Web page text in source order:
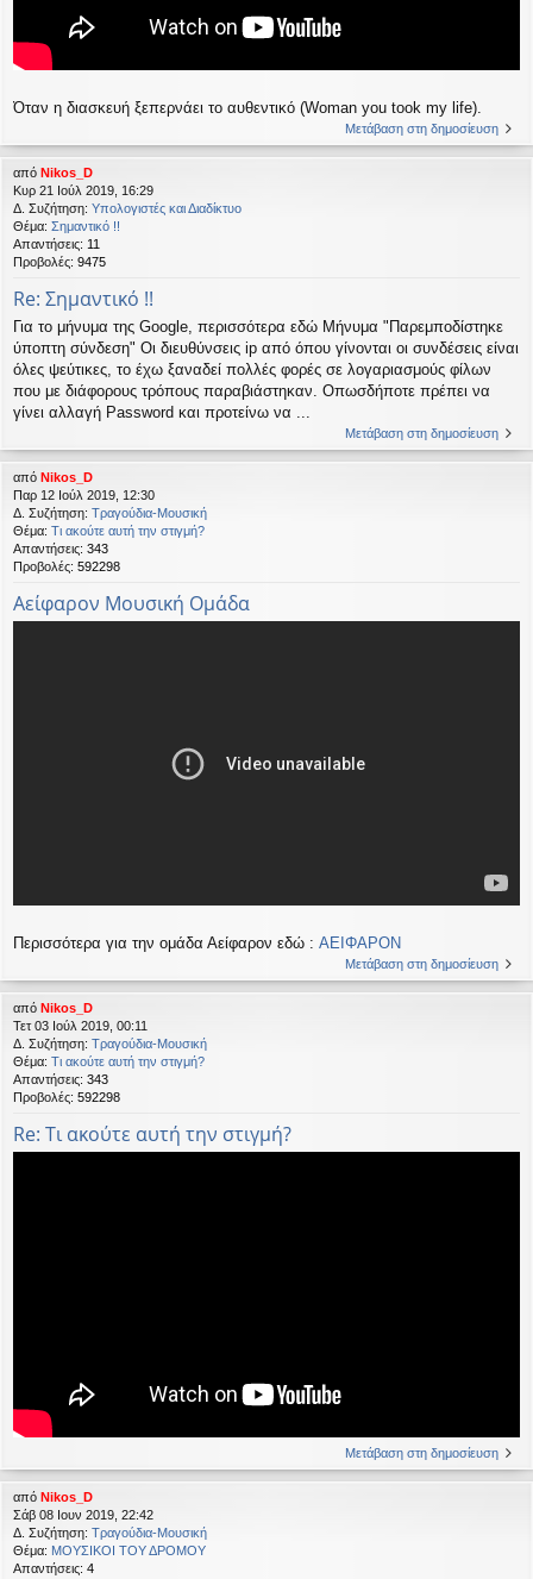
Όταν η διασκευή ξεπερνάει το αυθεντικό (Woman you took my life).
Μετάβαση στη δημοσίευση
από Nikos_D
Κυρ 21 Ιούλ 2019, 16:29
Δ. Συζήτηση: Υπολογιστές και Διαδίκτυο
Θέμα: Σημαντικό !!
Απαντήσεις: 11
Προβολές: 9475
Re: Σημαντικό !!
Για το μήνυμα της Google, περισσότερα εδώ Μήνυμα "Παρεμποδίστηκε
ύποπτη σύνδεση" Οι διευθύνσεις ip από όπου γίνονται οι συνδέσεις είναι
όλες ψεύτικες, το έχω ξαναδεί πολλές φορές σε λογαριασμούς φίλων
που με διάφορους τρόπους παραβιάστηκαν. Οπωσδήποτε πρέπει να
γίνει αλλαγή Password και προτείνω να ...
Μετάβαση στη δημοσίευση
από Nikos_D
Παρ 12 Ιούλ 2019, 12:30
Δ. Συζήτηση: Τραγούδια-Μουσική
Θέμα: Τι ακούτε αυτή την στιγμή?
Απαντήσεις: 343
Προβολές: 592298
Αείφαρον Μουσική Ομάδα
Περισσότερα για την ομάδα Αείφαρον εδώ : ΑΕΙΦΑΡΟΝ
Μετάβαση στη δημοσίευση
από Nikos_D
Τετ 03 Ιούλ 2019, 00:11
Δ. Συζήτηση: Τραγούδια-Μουσική
Θέμα: Τι ακούτε αυτή την στιγμή?
Απαντήσεις: 343
Προβολές: 592298
Re: Τι ακούτε αυτή την στιγμή?
Μετάβαση στη δημοσίευση
από Nikos_D
Σάβ 08 Ιουν 2019, 22:42
Δ. Συζήτηση: Τραγούδια-Μουσική
Θέμα: ΜΟΥΣΙΚΟΙ ΤΟΥ ΔΡΟΜΟΥ
Απαντήσεις: 4